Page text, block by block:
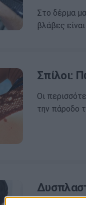
Στο δέρμα
βλάβες
Σπίλοι:
Οι
την πάροδο